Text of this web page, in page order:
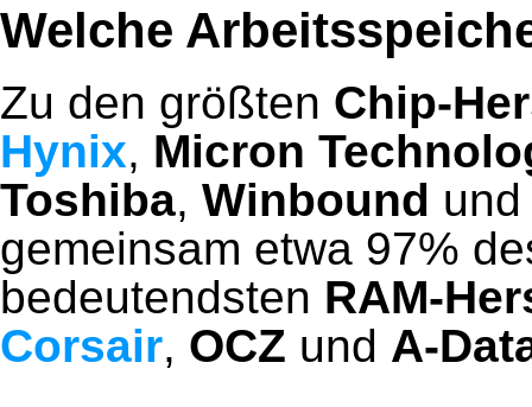
Welche
Zu den größten Chip-
Hynix, Micron
Toshiba, Winbound
gemeinsam etwa 97%
bedeutendsten RAM-
Corsair, OCZ und A-